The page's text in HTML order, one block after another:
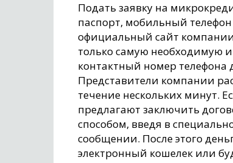
Подать заявку на
паспорт, мобильный
официальный сайт компании
только самую необходимую
контактный номер телефона
Представители компании
течение нескольких минут.
предлагают заключить
способом, введя в
сообщении. После этого
электронный кошелек или